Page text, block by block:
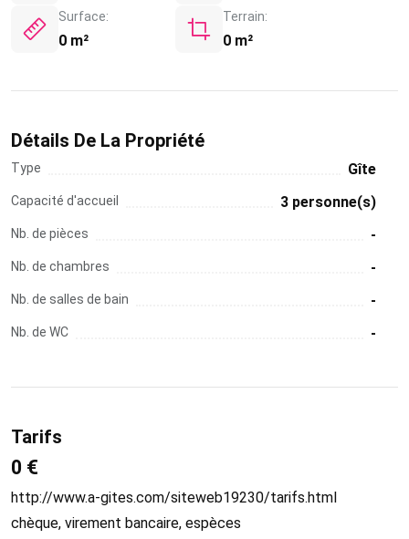
Surface:
0 m²
Terrain:
0 m²
Détails De La Propriété
Type Gîte
Capacité d'accueil 3 personne(s)
Nb. de pièces -
Nb. de chambres -
Nb. de salles de bain -
Nb. de WC -
Tarifs
0 €
http://www.a-gites.com/siteweb19230/tarifs.html
chèque, virement bancaire, espèces